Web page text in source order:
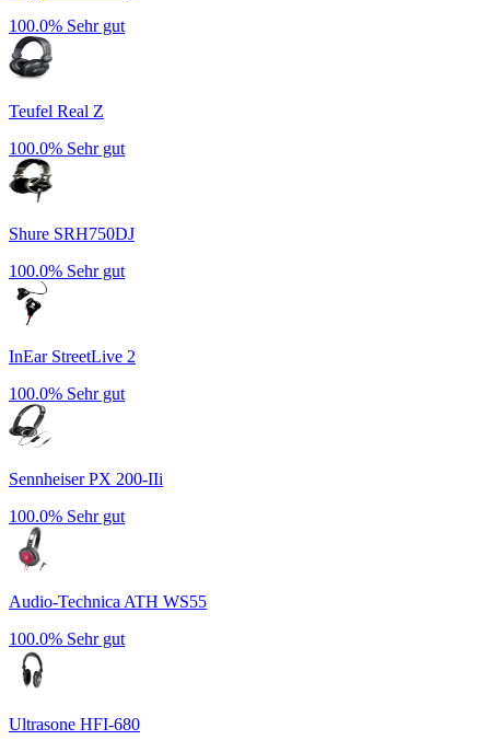
100.0% Sehr gut
Teufel Real Z
100.0% Sehr gut
Shure SRH750DJ
100.0% Sehr gut
InEar StreetLive 2
100.0% Sehr gut
Sennheiser PX 200-IIi
100.0% Sehr gut
Audio-Technica ATH WS55
100.0% Sehr gut
Ultrasone HFI-680